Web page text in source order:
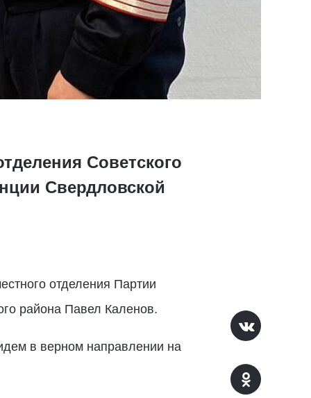
Советского
Свердловской
отделения Партии
района Павел Каленов.
в верном направлении на